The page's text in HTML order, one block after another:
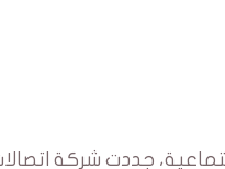
جددت شركة